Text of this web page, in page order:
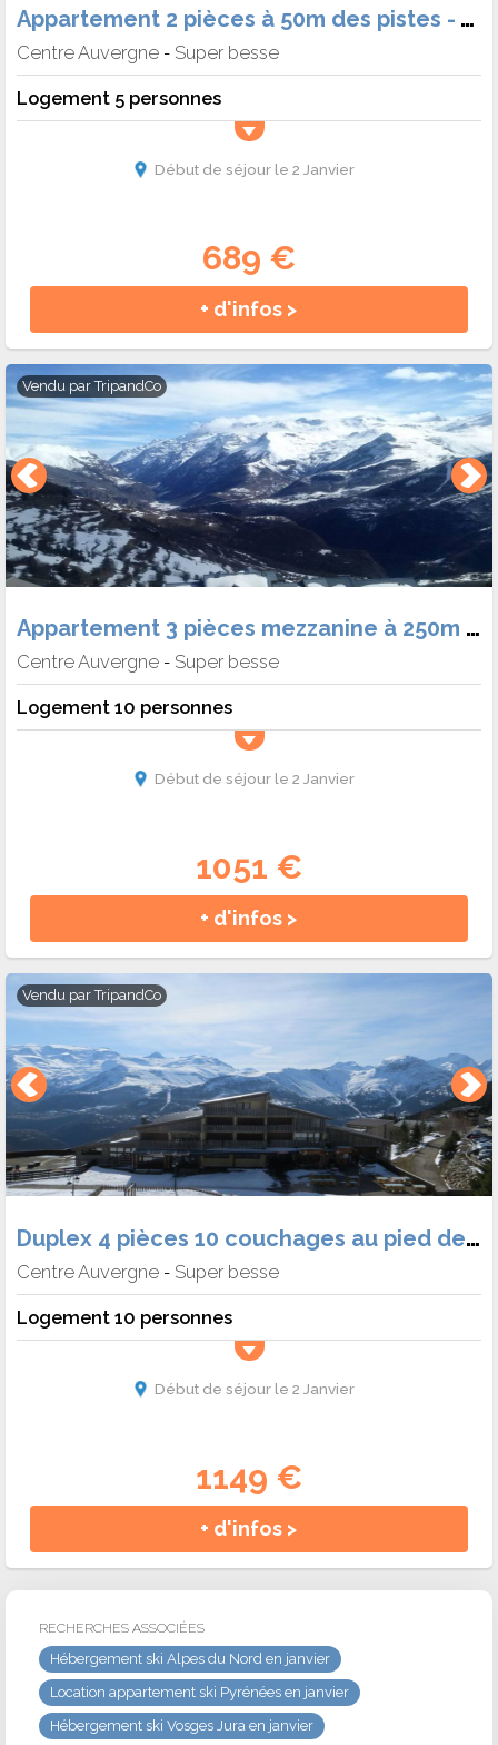
Appartement 2 pièces à 50m des pistes - Auris en Oisans - La sarenne
Centre Auvergne - Super besse
Logement 5 personnes
Début de séjour le 2 Janvier
689 €
+ d'infos >
Vendu parTripandCo
Appartement 3 pièces mezzanine à 250m des pistes - Auris en Oisans - Gentianes
Centre Auvergne - Super besse
Logement 10 personnes
Début de séjour le 2 Janvier
1051 €
+ d'infos >
Vendu parTripandCo
Duplex 4 pièces 10 couchages au pied des pistes - Auris en Oisans - Martagons b
Centre Auvergne - Super besse
Logement 10 personnes
Début de séjour le 2 Janvier
1149 €
+ d'infos >
RECHERCHES ASSOCIÉES
Hébergement ski Alpes du Nord en janvier
Location appartement ski Pyrénées en janvier
Hébergement ski Vosges Jura en janvier